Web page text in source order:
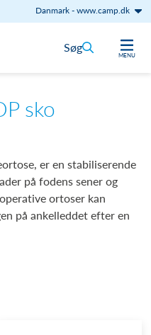
Danmark-www.camp.dk
MENU
Søg
sko
er en stabiliserende
på fodens sener og
ortoser kan
på ankelleddet efter en